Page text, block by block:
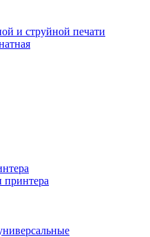
и струйной печати
принтера